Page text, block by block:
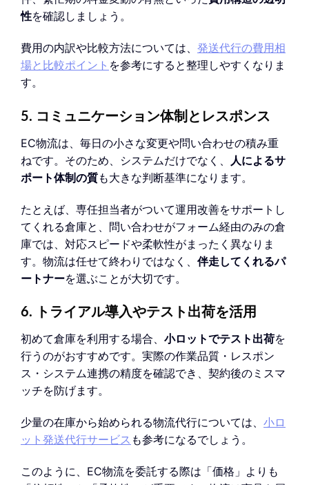
性を確認しましょう。
費用の内訳や比較方法については、 発送代行の費用相
場と比較ポイント を参考にすると整理しやすくなりま
す。
5. コミュニケーション体制とレスポンス
EC物流は、毎日の小さな変更や問い合わせの積み重
ねです。そのため、システムだけでなく、
人によるサ
ポート体制の質も大きな判断基準になります。
たとえば、専任担当者がついて運用改善をサポートし
てくれる倉庫と、問い合わせがフォーム経由のみの倉
庫では、対応スピードや柔軟性がまったく異なりま
す。物流は任せて終わりではなく、 伴走してくれるパ
ートナーを選ぶことが大切です。
6. トライアル導入やテスト出荷を活用
初めて倉庫を利用する場合、 小ロットでテスト出荷を
行うのがおすすめです。実際の作業品質・レスポン
ス・システム連携の精度を確認でき、契約後のミスマ
ッチを防げます。
少量の在庫から始められる物流代行については、 小ロ
ット発送代行サービス も参考になるでしょう。
このように、EC物流を委託する際は「価格」よりも